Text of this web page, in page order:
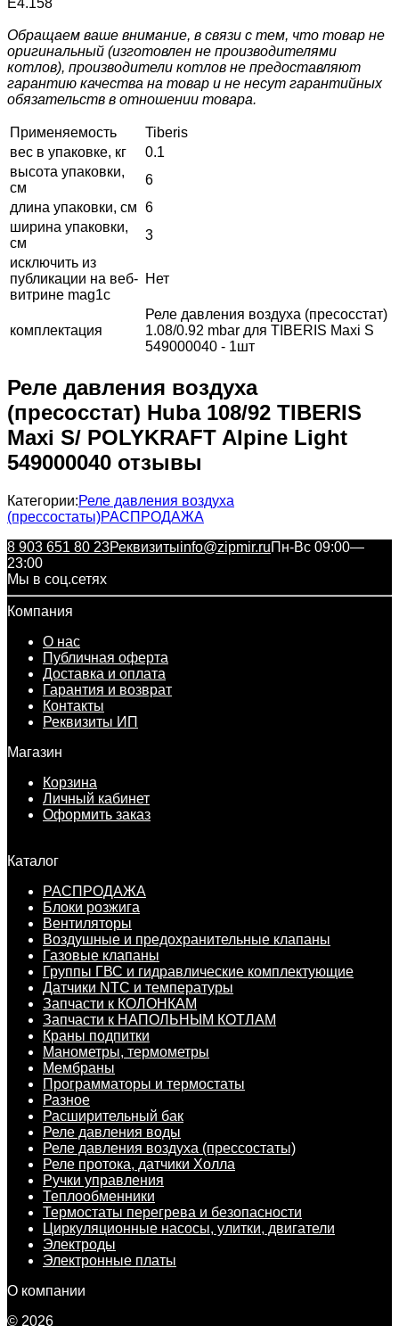
Обращаем ваше внимание, в связи с тем, что товар не
оригинальный (изготовлен не производителями
котлов), производители котлов не предоставляют
гарантию качества на товар и не несут гарантийных
обязательств в отношении товара.
Применяемость
Tiberis
вес в упаковке, кг
0.1
высота упаковки,
см
6
длина упаковки, см 6
ширина упаковки,
см
3
исключить из
публикации на веб-
витрине mag1c
Нет
комплектация
Реле давления воздуха (пресосстат)
1.08/0.92 mbar для TIBERIS Maxi S
549000040 - 1шт
Реле давления воздуха
(пресосстат) Huba 108/92 TIBERIS
Maxi S/ POLYKRAFT Alpine Light
549000040 отзывы
Категории:Реле давления воздуха
(прессостаты)РАСПРОДАЖА
8 903 651 80 23Реквизитыinfo@zipmir.ruПн-Вс 09:00—
23:00
Мы в соц.сетях
Компания
О нас
Публичная оферта
Доставка и оплата
Гарантия и возврат
Контакты
Реквизиты ИП
Магазин
Корзина
Личный кабинет
Оформить заказ
Каталог
РАСПРОДАЖА
Блоки розжига
Вентиляторы
Воздушные и предохранительные клапаны
Газовые клапаны
Группы ГВС и гидравлические комплектующие
Датчики NTC и температуры
Запчасти к КОЛОНКАМ
Запчасти к НАПОЛЬНЫМ КОТЛАМ
Краны подпитки
Манометры, термометры
Мембраны
Программаторы и термостаты
Разное
Расширительный бак
Реле давления воды
Реле давления воздуха (прессостаты)
Реле протока, датчики Холла
Ручки управления
Теплообменники
Термостаты перегрева и безопасности
Циркуляционные насосы, улитки, двигатели
Электроды
Электронные платы
О компании
© 2026